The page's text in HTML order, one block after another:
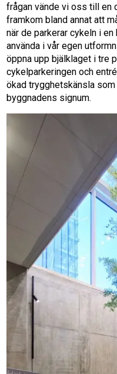
frågan vände vi oss till en
framkom bland annat att
när de parkerar cykeln i
använda i vår egen
öppna upp bjälklaget i tre
cykelparkeringen och
ökad trygghetskänsla
byggnadens signum.